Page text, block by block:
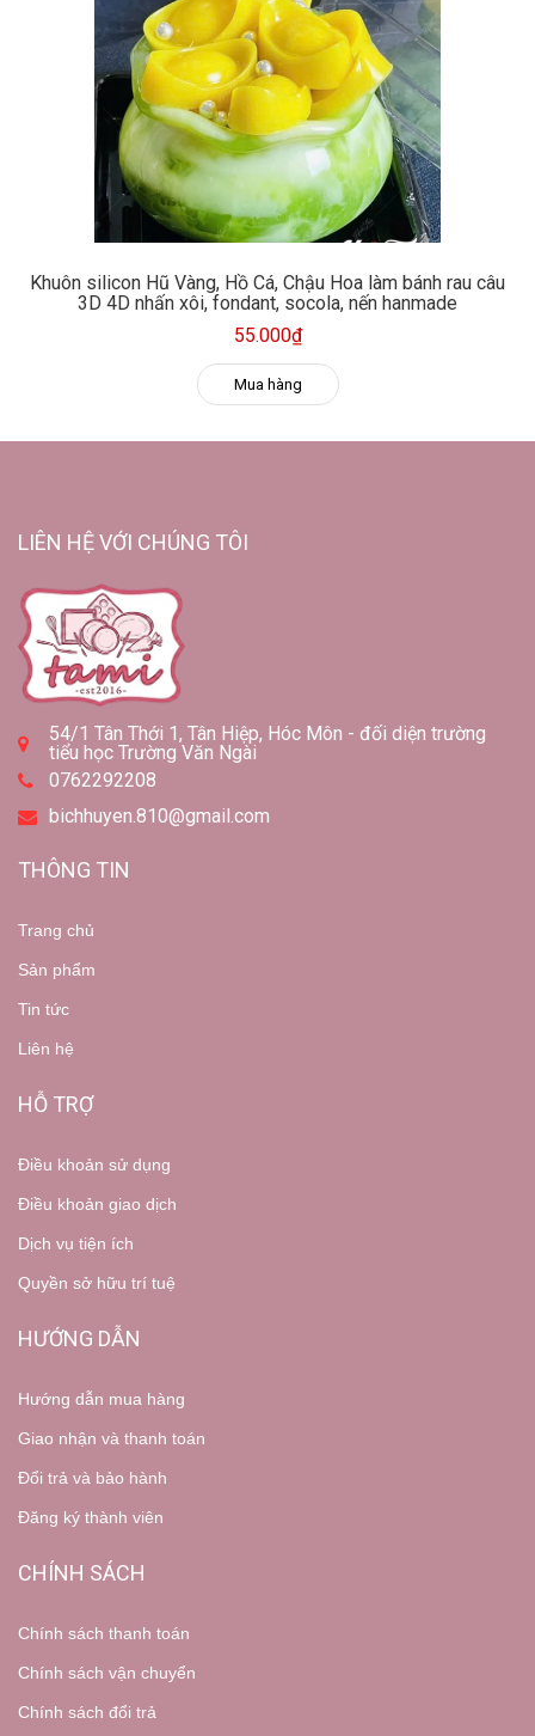
Khuôn silicon Hũ Vàng, Hồ Cá, Chậu Hoa làm bánh rau câu
3D 4D nhấn xôi, fondant, socola, nến hanmade
55.000₫
Mua hàng
LIÊN HỆ VỚI CHÚNG TÔI
54/1 Tân Thới 1, Tân Hiệp, Hóc Môn - đối diện trường
tiểu học Trường Văn Ngài
0762292208
bichhuyen.810@gmail.com
THÔNG TIN
Trang chủ
Sản phẩm
Tin tức
Liên hệ
HỖ TRỢ
Điều khoản sử dụng
Điều khoản giao dịch
Dịch vụ tiện ích
Quyền sở hữu trí tuệ
HƯỚNG DẪN
Hướng dẫn mua hàng
Giao nhận và thanh toán
Đổi trả và bảo hành
Đăng ký thành viên
CHÍNH SÁCH
Chính sách thanh toán
Chính sách vận chuyển
Chính sách đổi trả